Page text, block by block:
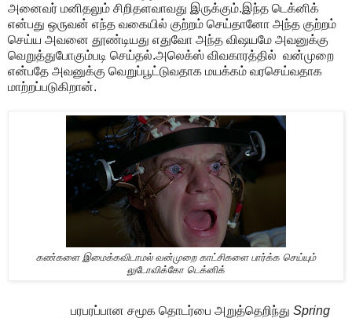
அனைவர் மனிதலும் சிறிதளவாவது இருக்கும்.இந்த டெக்னிக்
என்பது ஒருவன் எந்த வகையில் குற்றம் செய்தானோ அந்த குற்றம்
செய்ய அவனை தூண்டியது எதுவோ அந்த விஷயமே அவனுக்கு
வெறுத்துபோகும்படி செய்தல்.அலெக்ஸ் விவகாரத்தில் வன்முறை
என்பதே அவனுக்கு வெறுப்பூட்டுவதாக மயக்கம் வரசெய்வதாக
மாற்றப்படுகிறான்.
கண்களை இமைக்கவிடாமல் வன்முறை காட்சிகளை பார்க்க செய்யும்
லுடோவிக்கோ டெக்னிக்
பரபரப்பான சமூக தொடர்பை அறுத்தெறிந்து Spring